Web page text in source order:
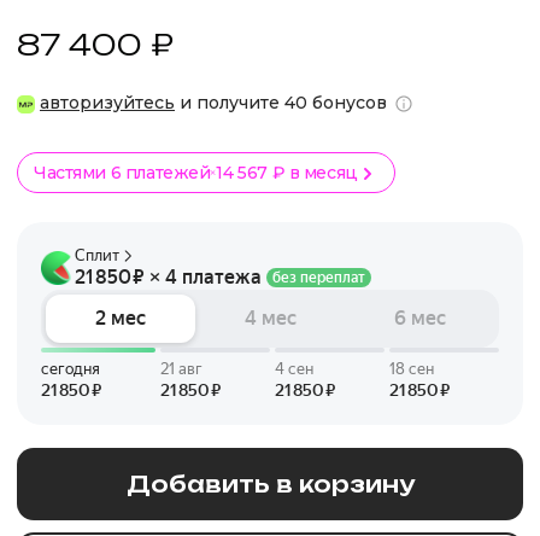
87 400 ₽
авторизуйтесь и получите 40 бонусов
Частями 6 платежей 14 567 ₽ в месяц
Добавить в корзину